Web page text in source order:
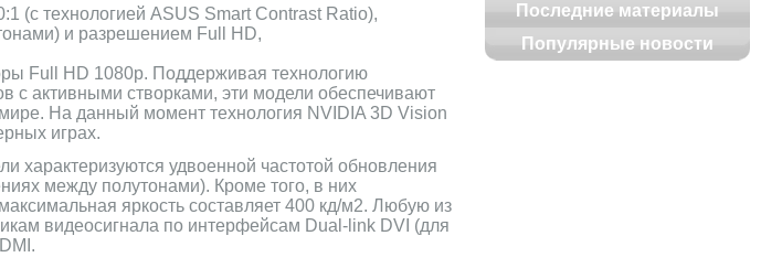
(с технологией ASUS Smart Contrast Ratio),
и разрешением Full HD,
Full HD 1080p. Поддерживая технологию
с активными створками, эти модели обеспечивают
На данный момент технология NVIDIA 3D Vision
играх.
характеризуются удвоенной частотой обновления
между полутонами). Кроме того, в них
яркость составляет 400 кд/м2. Любую из
видеосигнала по интерфейсам Dual-link DVI (для
Последние материалы
Популярные новости